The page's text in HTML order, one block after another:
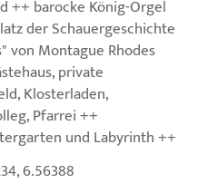
++ barocke König-Orgel
der Schauergeschichte
von Montague Rhodes
private
Klosterladen,
Pfarrei ++
und Labyrinth ++
6.56388